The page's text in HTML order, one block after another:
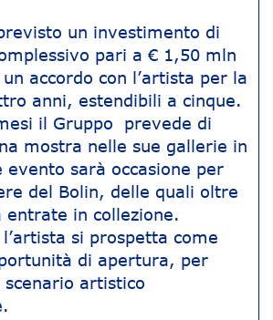
un investimento di
pari a € 1,50 mln
accordo con l’artista per la
anni, estendibili a cinque.
il Gruppo prevede di
mostra nelle sue gallerie in
evento sarà occasione per
del Bolin, delle quali oltre
entrate in collezione.
l’artista si prospetta come
di apertura, per
scenario artistico